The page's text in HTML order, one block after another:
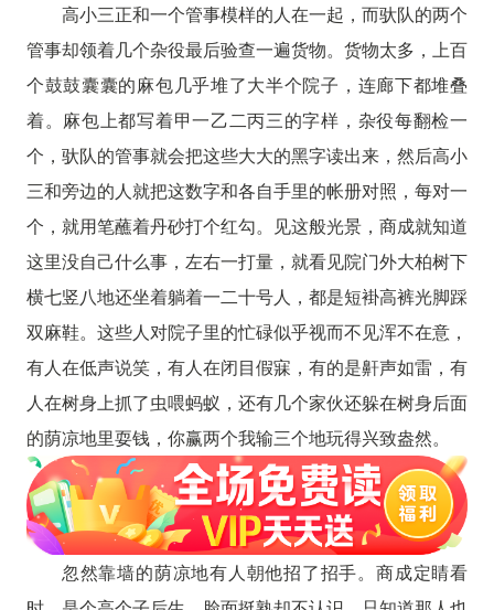
高小三正和一个管事模样的人在一起，而驮队的两个
管事却领着几个杂役最后验查一遍货物。货物太多，上百
个鼓鼓囊囊的麻包几乎堆了大半个院子，连廊下都堆叠
着。麻包上都写着甲一乙二丙三的字样，杂役每翻检一
个，驮队的管事就会把这些大大的黑字读出来，然后高小
三和旁边的人就把这数字和各自手里的帐册对照，每对一
个，就用笔蘸着丹砂打个红勾。见这般光景，商成就知道
这里没自己什么事，左右一打量，就看见院门外大柏树下
横七竖八地还坐着躺着一二十号人，都是短褂高裤光脚踩
双麻鞋。这些人对院子里的忙碌似乎视而不见浑不在意，
有人在低声说笑，有人在闭目假寐，有的是鼾声如雷，有
人在树身上抓了虫喂蚂蚁，还有几个家伙还躲在树身后面
的荫凉地里耍钱，你赢两个我输三个地玩得兴致盎然。
忽然靠墙的荫凉地有人朝他招了招手。商成定睛看